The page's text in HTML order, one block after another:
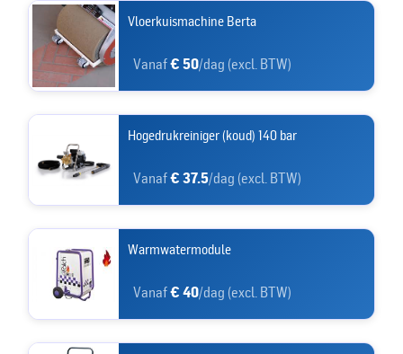
Vloerkuismachine Berta
Vanaf€ 50/dag (excl. BTW)
Hogedrukreiniger (koud) 140 bar
Vanaf€ 37.5/dag (excl. BTW)
Warmwatermodule
Vanaf€ 40/dag (excl. BTW)